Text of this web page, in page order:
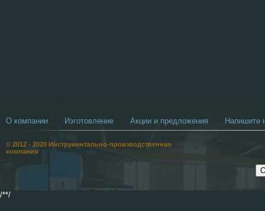
О компании Изготовление Акции и предложения Напишите
© 2012 - 2020 Инструментально-производственная
компания
/**/